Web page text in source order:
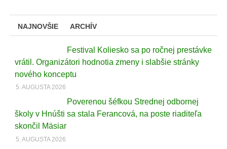
NAJNOVŠIE ARCHÍV
Festival Koliesko sa po ročnej prestávke
vrátil. Organizátori hodnotia zmeny i slabšie stránky
nového konceptu
5. AUGUSTA 2026
Poverenou šéfkou Strednej odbornej
školy v Hnúšti sa stala Ferancová, na poste riaditeľa
skončil Mäsiar
5. AUGUSTA 2026